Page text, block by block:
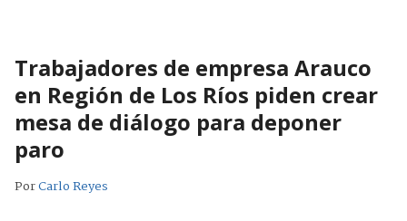
Trabajadores de empresa Arauco
en Región de Los Ríos piden crear
mesa de diálogo para deponer
paro
PorCarlo Reyes